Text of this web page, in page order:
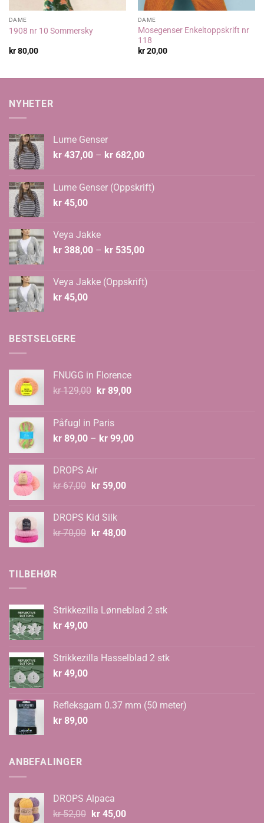
DAME
1908 nr 10 Sommersky
kr80,00
DAME
Mosegenser Enkeltoppskrift nr
118
kr20,00
NYHETER
Lume Genser
kr 437,00 – kr 682,00Prisområde:
kr 682,00
Lume Genser (Oppskrift)
kr 45,00
Veya Jakke
kr 388,00 – kr 535,00Prisområde:
kr 535,00
Veya Jakke (Oppskrift)
kr 45,00
BESTSELGERE
FNUGG in Florence
kr129,00 Opprinnelig
kr 129,00.
kr89,00Nåværende
Påfugl in Paris
kr 89,00 – kr 99,00Prisområde:
DROPS Air
kr67,00 Opprinnelig
kr 67,00.
kr59,00Nåværende
DROPS Kid Silk
kr70,00 Opprinnelig
kr48,00Nåværende
TILBEHØR
Strikkezilla Lønneblad 2 stk
kr 49,00
Strikkezilla Hasselblad 2 stk
kr 49,00
Refleksgarn 0.37 mm (50 meter)
kr 89,00
ANBEFALINGER
DROPS Alpaca
kr52,00 Opprinnelig
kr45,00Nåværende